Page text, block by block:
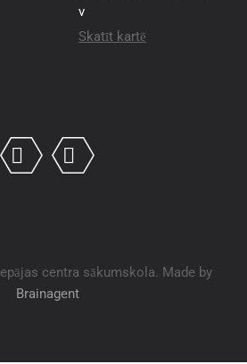
v
Skatīt kartē
centra sākumskola. Made by
Brainagent